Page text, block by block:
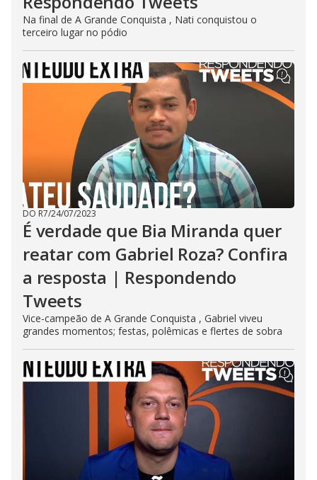
Na final de A Grande Conquista , Nati conquistou o
terceiro lugar no pódio
DO R7/24/07/2023
É verdade que Bia Miranda quer
reatar com Gabriel Roza? Confira
a resposta | Respondendo
Tweets
Vice-campeão de A Grande Conquista , Gabriel viveu
grandes momentos; festas, polêmicas e flertes de sobra